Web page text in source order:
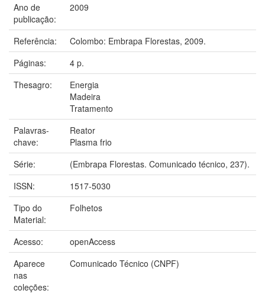
Ano de
publicação:
2009
Referência:
Colombo: Embrapa Florestas, 2009.
Páginas:
4 p.
Thesagro:
Energia
Madeira
Tratamento
Palavras-
chave:
Reator
Plasma frio
Série:
(Embrapa Florestas. Comunicado técnico, 237).
ISSN:
1517-5030
Tipo do
Material:
Folhetos
Acesso:
openAccess
Aparece
nas
coleções:
Comunicado Técnico (CNPF)